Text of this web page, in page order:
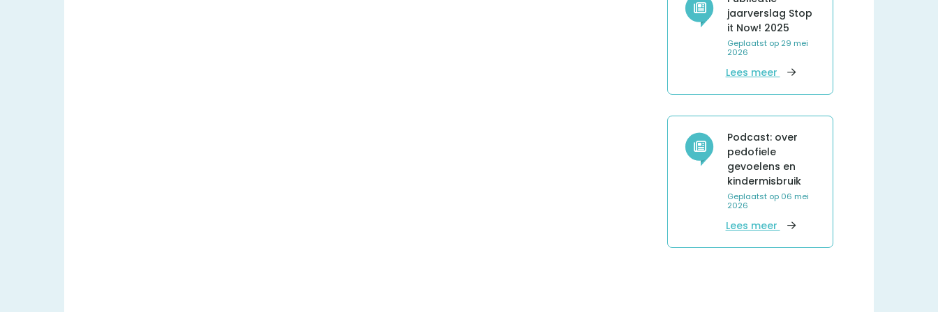
jaarverslag Stop
it Now! 2025
Geplaatst op 29 mei
2026
Lees meer over Publicatie jaarverslag
Podcast: over
pedofiele
gevoelens en
kindermisbruik
Geplaatst op 06 mei
2026
Lees meer over Podcast: over pedofiele